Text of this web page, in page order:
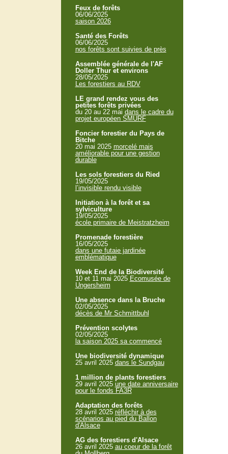
Feux de forêts
06/06/2025
saison 2026
Santé des Forêts
06/06/2025
nos forêts sont suivies de près
Assemblée générale de l'AF
Doller Thur et environs
28/05/2025
Les forestiers au RDV
LE grand rendez vous des
petites forêts privées
du 20 au 22 mai dans le cadre du
projet européen SMURF
Foncier forestier du Pays de
Bitche
20 mai 2025 morcelé mais
améliorable pour une gestion
durable
Les sols forestiers du Ried
19/05/2025
l’invisible rendu visible
Initiation à la forêt et sa
sylviculture
19/05/2025
école primaire de Meistratzheim
Promenade forestière
16/05/2025
dans une futaie jardinée
emblématique
Week End de la Biodiversité
10 et 11 mai 2025 Ecomusée de
Ungersheim
Une absence dans la Bruche
02/05/2025
décès de Mr Schmittbuhl
Prévention scolytes
02/05/2025
la saison 2025 sa commencé
Une biodiversité dynamique
25 avril 2025 dans le Sundgau
1 million de plants forestiers
29 avril 2025 une date anniversaire
pour le fonds FA3R
Adaptation des forêts
28 avril 2025 réfléchir à des
scénarios au pied du Ballon
d'Alsace
AG des forestiers d'Alsace
26 avril 2025 au coeur de la forêt